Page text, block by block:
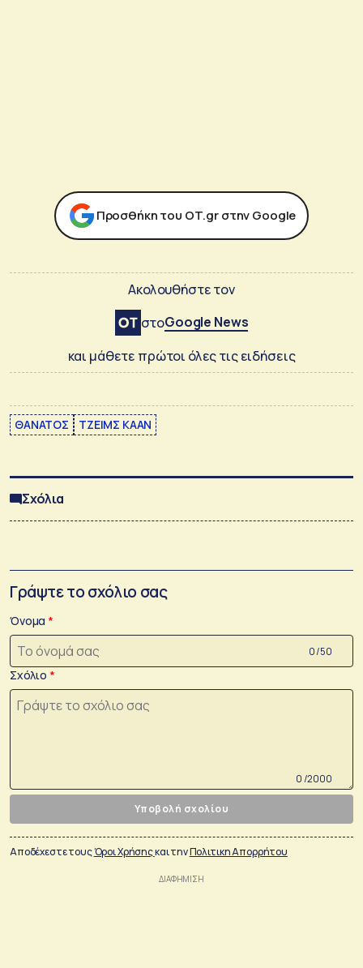
Προσθήκη του ΟΤ.gr στην Google
Ακολουθήστε τον
στοGoogle News
και μάθετε πρώτοι όλες τις ειδήσεις
ΘΑΝΑΤΟΣ ΤΖΕΙΜΣ ΚΑΑΝ
Σχόλια
Γράψτε το σχόλιο σας
Όνομα
0 /50
Σχόλιο
0 /2000
Υποβολή σχολίου
Αποδέχεστε τουςΌροι Χρήσηςκαι τηνΠολιτικη Απορρήτου